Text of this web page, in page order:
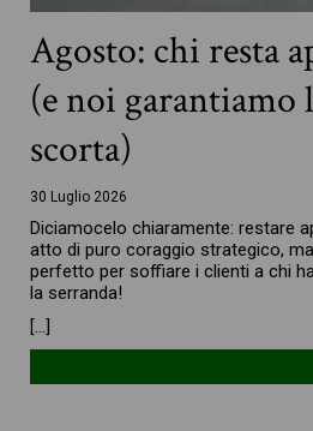
Agosto: chi resta
(e noi garantiamo
scorta)
30 Luglio 2026
Diciamocelo chiaramente: restare
atto di puro coraggio strategico,
perfetto per soffiare i clienti a chi
la serranda!
[…]